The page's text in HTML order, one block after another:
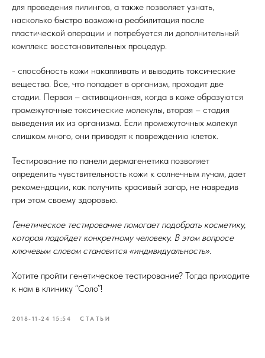
для проведения пилингов, а также позволяет узнать,
насколько быстро возможна реабилитация после
пластической операции и потребуется ли дополнительный
комплекс восстановительных процедур.
- способность кожи накапливать и выводить токсические
вещества. Все, что попадает в организм, проходит две
стадии. Первая – активационная, когда в коже образуются
промежуточные токсические молекулы, вторая – стадия
выведения их из организма. Если промежуточных молекул
слишком много, они приводят к повреждению клеток.
Тестирование по панели дермагенетика позволяет
определить чувствительность кожи к солнечным лучам, дает
рекомендации, как получить красивый загар, не навредив
при этом своему здоровью.
Генетическое тестирование помогает подобрать косметику,
которая подойдет конкретному человеку. В этом вопросе
ключевым словом становится «индивидуальность».
Хотите пройти генетическое тестирование? Тогда приходите
к нам в клинику “Соло”!
2018-11-24 15:54 СТАТЬИ